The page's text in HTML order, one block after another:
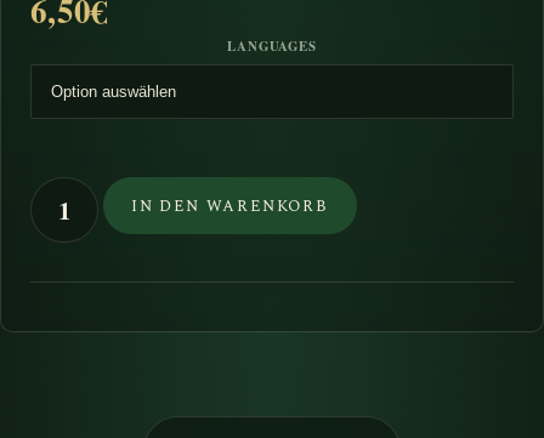
basierend
auf
6,50€
LANGUAGES
IntoTheWild
Mag
Mehrsprachige
IN DEN WARENKORB